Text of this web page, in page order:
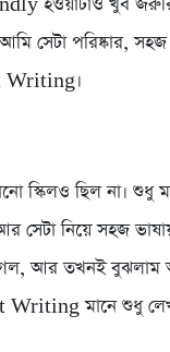
সেটা পরিষ্কার,
Writing।
স্কিলও ছিল না। শুধু
সেটা নিয়ে সহজ
আর তখনই বুঝলাম
মানে শুধু